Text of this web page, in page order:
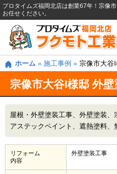
プロタイムズ福岡北店は創業67年！宗像
お任せください。
ホーム » 施工事例 » 宗像市大谷
宗像市大谷I様邸 外
屋根・外壁塗装工事 外壁塗装
アステックペイント
遮熱塗料
リフォーム
内容
外壁塗装工事